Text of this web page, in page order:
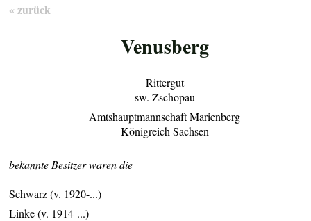
« zurück
Venusberg
Rittergut
sw. Zschopau
Amtshauptmannschaft Marienberg
Königreich Sachsen
bekannte Besitzer waren die
Schwarz (v. 1920-...)
Linke (v. 1914-...)